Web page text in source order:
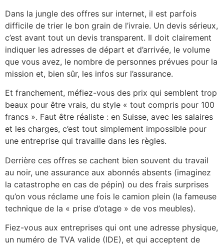
Dans la jungle des offres sur internet, il est parfois
difficile de trier le bon grain de l’ivraie. Un devis sérieux,
c’est avant tout un devis transparent. Il doit clairement
indiquer les adresses de départ et d’arrivée, le volume
que vous avez, le nombre de personnes prévues pour la
mission et, bien sûr, les infos sur l’assurance.
Et franchement, méfiez-vous des prix qui semblent trop
beaux pour être vrais, du style « tout compris pour 100
francs ». Faut être réaliste : en Suisse, avec les salaires
et les charges, c’est tout simplement impossible pour
une entreprise qui travaille dans les règles.
Derrière ces offres se cachent bien souvent du travail
au noir, une assurance aux abonnés absents (imaginez
la catastrophe en cas de pépin) ou des frais surprises
qu’on vous réclame une fois le camion plein (la fameuse
technique de la « prise d’otage » de vos meubles).
Fiez-vous aux entreprises qui ont une adresse physique,
un numéro de TVA valide (IDE), et qui acceptent de